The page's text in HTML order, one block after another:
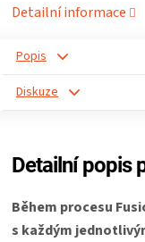
VENKOVNÍ
KNIHY
O
Detailní informace
Popis
Diskuze
Detailní popis
Během procesu
s každým